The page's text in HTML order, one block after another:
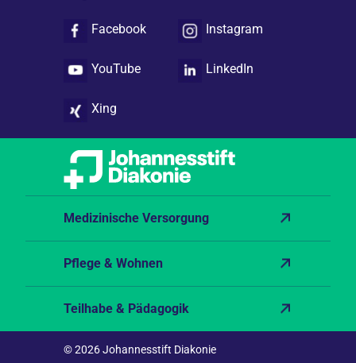
Facebook Instagram
YouTube LinkedIn
Xing
Medizinische Versorgung
Pflege & Wohnen
Teilhabe & Pädagogik
© 2026 Johannesstift Diakonie